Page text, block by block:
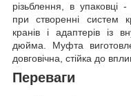
різьблення, в упаковці
при створенні систем
кранів і адаптерів із
дюйма. Муфта
довговічна, стійка до
Переваги